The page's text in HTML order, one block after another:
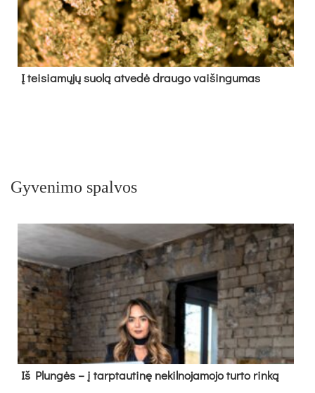
Į tei­sia­mų­jų suo­lą at­ve­dė drau­go vai­šin­gu­mas
Gyvenimo spalvos
Iš Plungės – į tarptautinę nekilnojamojo turto rinką